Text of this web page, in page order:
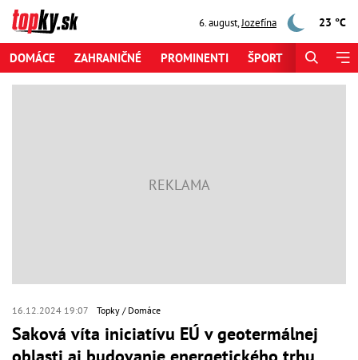
6. august,Jozefína 23 °C
DOMÁCE ZAHRANIČNÉ PROMINENTI ŠPORT
16.12.2024 19:07 Topky Domáce
Saková víta iniciatívu EÚ v geotermálnej